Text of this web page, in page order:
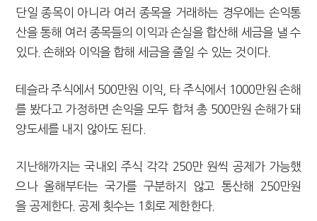
단일 종목이 아니라 여러 종목을 거래하는 경우에는 손익통
산을 통해 여러 종목들의 이익과 손실을 합산해 세금을 낼 수
있다. 손해와 이익을 합해 세금을 줄일 수 있는 것이다.
테슬라 주식에서 500만원 이익, 타 주식에서 1000만원 손해
를 봤다고 가정하면 손익을 모두 합쳐 총 500만원 손해가 돼
양도세를 내지 않아도 된다.
지난해까지는 국내외 주식 각각 250만 원씩 공제가 가능했
으나 올해부터는 국가를 구분하지 않고 통산해 250만원
을 공제한다. 공제 횟수는 1회로 제한한다.